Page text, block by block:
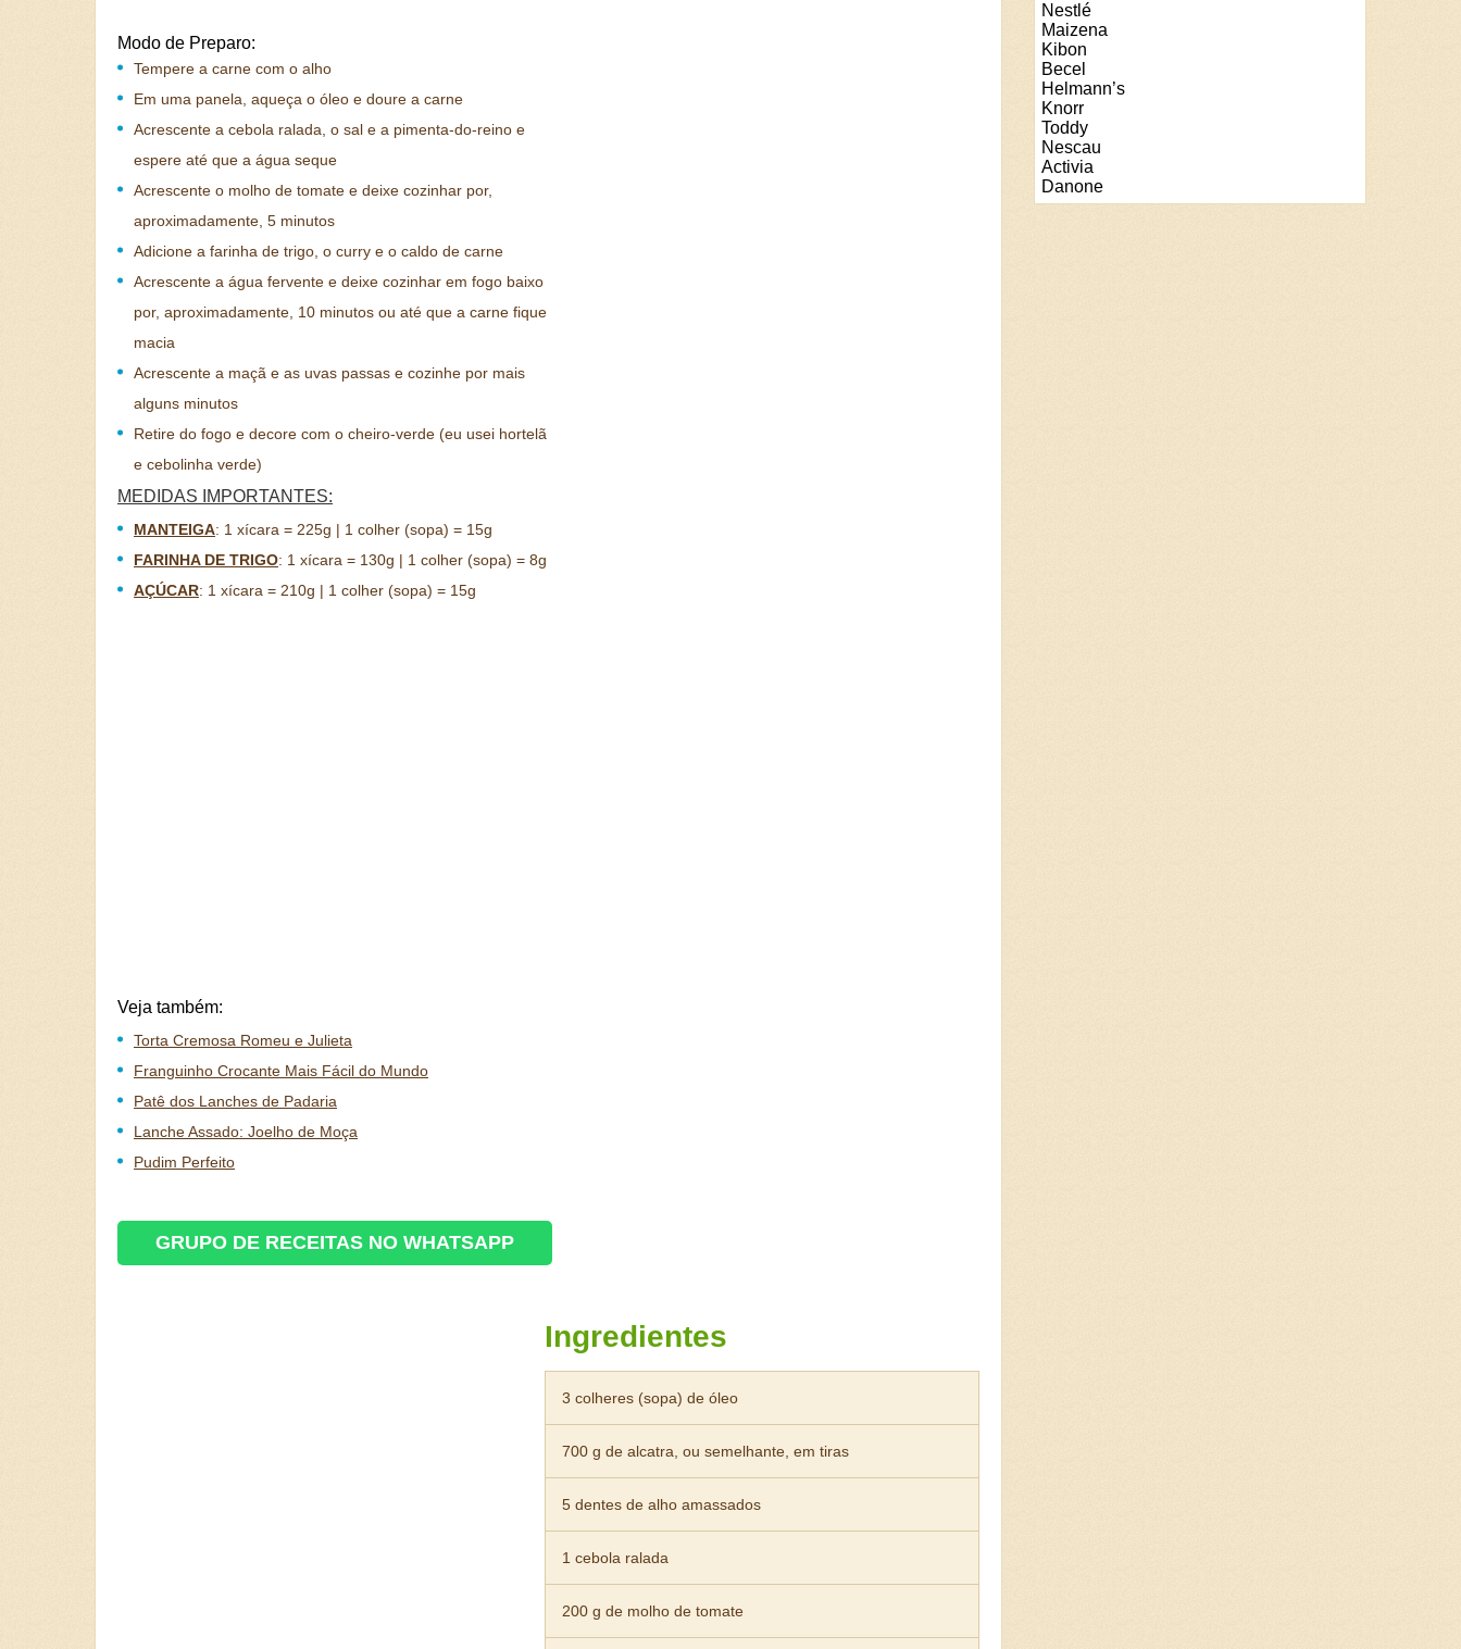
Modo de Preparo:
Tempere a carne com o alho
Em uma panela, aqueça o óleo e doure a carne
Acrescente a cebola ralada, o sal e a pimenta-do-reino e
espere até que a água seque
Acrescente o molho de tomate e deixe cozinhar por,
aproximadamente, 5 minutos
Adicione a farinha de trigo, o curry e o caldo de carne
Acrescente a água fervente e deixe cozinhar em fogo baixo
por, aproximadamente, 10 minutos ou até que a carne fique
macia
Acrescente a maçã e as uvas passas e cozinhe por mais
alguns minutos
Retire do fogo e decore com o cheiro-verde (eu usei hortelã
e cebolinha verde)
MEDIDAS IMPORTANTES:
MANTEIGA: 1 xícara = 225g | 1 colher (sopa) = 15g
FARINHA DE TRIGO: 1 xícara = 130g | 1 colher (sopa) = 8g
AÇÚCAR: 1 xícara = 210g | 1 colher (sopa) = 15g
Veja também:
Torta Cremosa Romeu e Julieta
Franguinho Crocante Mais Fácil do Mundo
Patê dos Lanches de Padaria
Lanche Assado: Joelho de Moça
Pudim Perfeito
GRUPO DE RECEITAS NO WHATSAPP
Ingredientes
3 colheres (sopa) de óleo
700 g de alcatra, ou semelhante, em tiras
5 dentes de alho amassados
1 cebola ralada
200 g de molho de tomate
Nestlé
Maizena
Kibon
Becel
Helmann’s
Knorr
Toddy
Nescau
Activia
Danone